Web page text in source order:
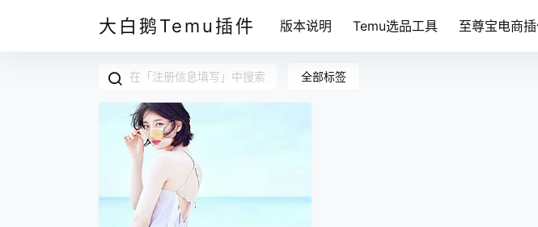
大白鹅Temu插件 版本说明 Temu选品工具 至尊宝电商
全部标签